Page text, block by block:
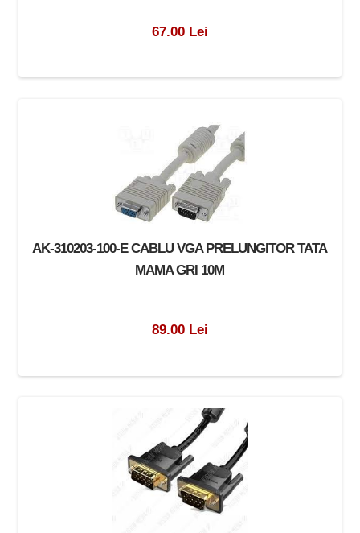
67.00 Lei
AK-310203-100-E CABLU VGA PRELUNGITOR TATA
MAMA GRI 10M
89.00 Lei